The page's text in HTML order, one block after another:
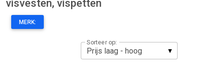
visvesten, vispetten
MERK:
Sorteer op: